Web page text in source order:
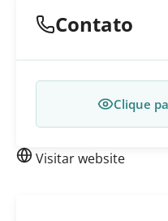
Contato
Clique
Visitar website